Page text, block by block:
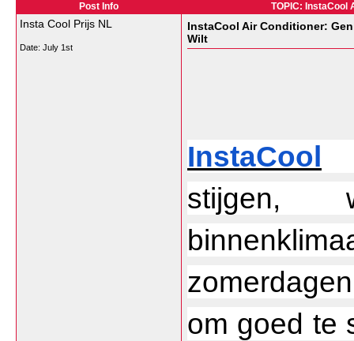
Post Info TOPIC: InstaCool
Insta Cool Prijs NL
Date: July 1st
InstaCool Air Conditioner:
Wilt
InstaCool
stijgen,
om goed te